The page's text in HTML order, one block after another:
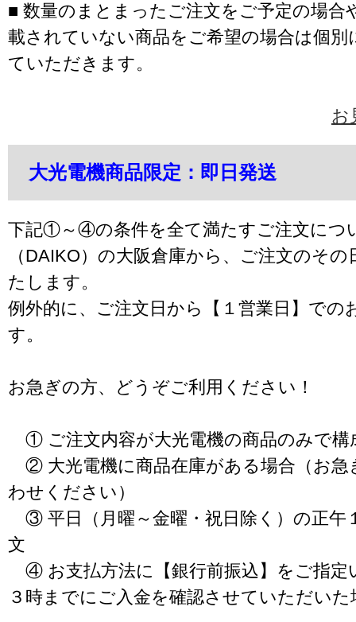
■ 数量のまとまったご注文をご予定の場合
載されていない商品をご希望の場合は個別
ていただきます。
お
大光電機商品限定：即日発送
下記①～④の条件を全て満たすご注文につ
（DAIKO）の大阪倉庫から、ご注文のそ
たします。
例外的に、ご注文日から【１営業日】での
す。
お急ぎの方、どうぞご利用ください！
① ご注文内容が大光電機の商品のみで構
② 大光電機に商品在庫がある場合（お急
わせください）
③ 平日（月曜～金曜・祝日除く）の正午
文
④ お支払方法に【銀行前振込】をご指定
３時までにご入金を確認させていただいた